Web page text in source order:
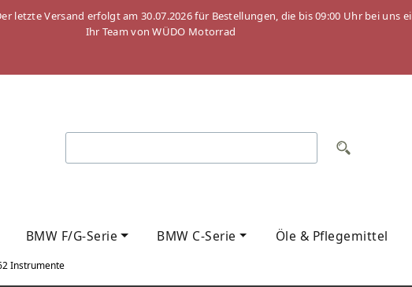
letzte Versand erfolgt am 30.07.2026 für Bestellungen, die bis 09:00 Uhr bei
Ihr Team von WÜDO Motorrad
BMW F/G-Serie BMW C-Serie Öle & Pflegemittel
Instrumente